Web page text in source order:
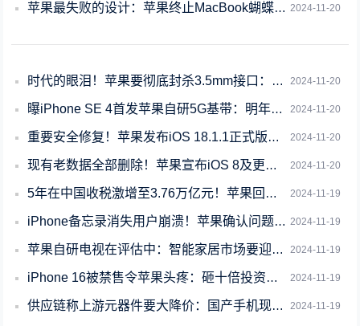
2024-11-20
苹果最失败的设计：苹果终止MacBook蝴蝶键盘免费维修服务
2024-11-20
时代的眼泪！苹果要彻底封杀3.5mm接口：相关转接设备已停售
2024-11-20
曝iPhone SE 4首发苹果自研5G基带：明年3月登场
2024-11-20
重要安全修复！苹果发布iOS 18.1.1正式版：建议所有iPhone升级
2024-11-20
现有老数据全部删除！苹果宣布iOS 8及更早版本不再支持iCloud备份
2024-11-19
5年在中国收税激增至3.76万亿元！苹果回应苹果税很合理
2024-11-19
iPhone备忘录消失用户崩溃！苹果确认问题：给出四步救急方案
2024-11-19
苹果自研电视在评估中：智能家居市场要迎来新霸主
2024-11-19
iPhone 16被禁售令苹果头疼：砸十倍投资额力求解除禁令
2024-11-19
供应链称上游元器件要大降价：国产手机现涨价潮后会主动下调售价吗